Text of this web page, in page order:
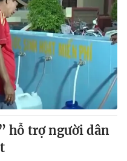
Việt Nam
điện tử số 483/GP-BTTTT
Hạnh, Phạm Quốc Thắng,
hỗ trợ người dân